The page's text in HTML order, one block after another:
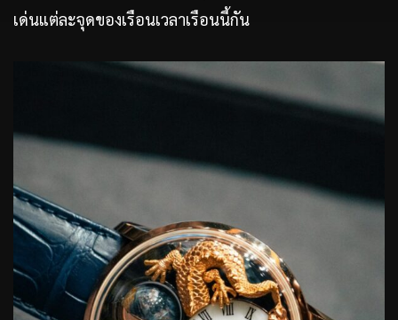
เด่นแต่ละจุดของเรือนเวลาเรือนนี้กัน